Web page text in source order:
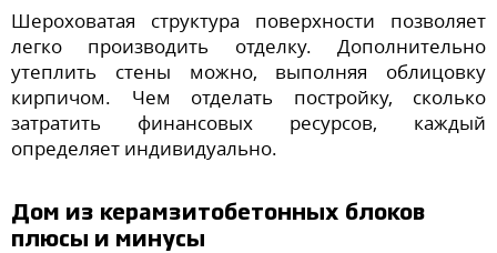
Шероховатая структура поверхности позволяет
легко производить отделку. Дополнительно
утеплить стены можно, выполняя облицовку
кирпичом. Чем отделать постройку, сколько
затратить финансовых ресурсов, каждый
определяет индивидуально.
Дом из керамзитобетонных блоков
плюсы и минусы